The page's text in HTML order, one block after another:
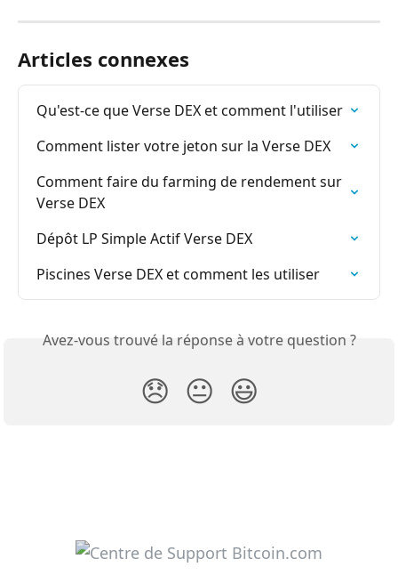
Articles connexes
Qu'est-ce que Verse DEX et comment l'utiliser
Comment lister votre jeton sur la Verse DEX
Comment faire du farming de rendement sur
Verse DEX
Dépôt LP Simple Actif Verse DEX
Piscines Verse DEX et comment les utiliser
Avez-vous trouvé la réponse à votre question ?
😞 😐 😃